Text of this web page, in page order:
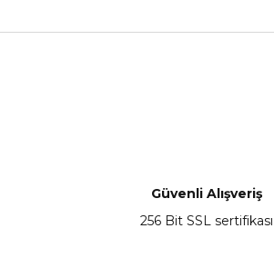
Güvenli Alışveriş
256 Bit SSL sertifikası